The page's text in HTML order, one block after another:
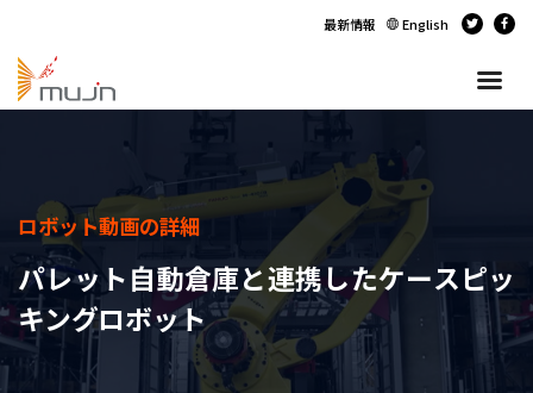
最新情報 English
ロボット動画の詳細
パレット自動倉庫と連携したケースピッ
キングロボット